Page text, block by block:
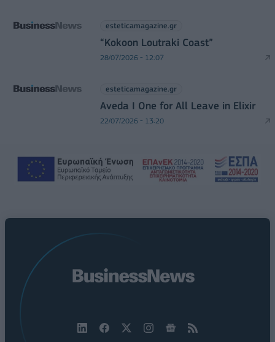
esteticamagazine.gr
“Kokoon Loutraki Coast”
28/07/2026 - 12:07
esteticamagazine.gr
Aveda I One for All Leave in Elixir
22/07/2026 - 13:20